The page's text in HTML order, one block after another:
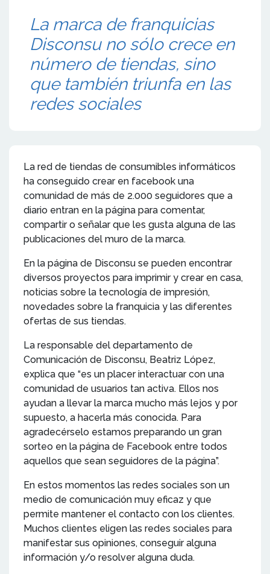
La marca de franquicias
Disconsu no sólo crece en
número de tiendas, sino
que también triunfa en las
redes sociales
La red de tiendas de consumibles informáticos
ha conseguido crear en facebook una
comunidad de más de 2.000 seguidores que a
diario entran en la página para comentar,
compartir o señalar que les gusta alguna de las
publicaciones del muro de la marca.
En la página de Disconsu se pueden encontrar
diversos proyectos para imprimir y crear en casa,
noticias sobre la tecnología de impresión,
novedades sobre la franquicia y las diferentes
ofertas de sus tiendas.
La responsable del departamento de
Comunicación de Disconsu, Beatriz López,
explica que “es un placer interactuar con una
comunidad de usuarios tan activa. Ellos nos
ayudan a llevar la marca mucho más lejos y por
supuesto, a hacerla más conocida. Para
agradecérselo estamos preparando un gran
sorteo en la página de Facebook entre todos
aquellos que sean seguidores de la página”.
En estos momentos las redes sociales son un
medio de comunicación muy eficaz y que
permite mantener el contacto con los clientes.
Muchos clientes eligen las redes sociales para
manifestar sus opiniones, conseguir alguna
información y/o resolver alguna duda.